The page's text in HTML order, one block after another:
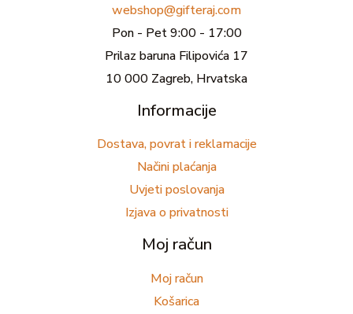
webshop@gifteraj.com
Pon - Pet 9:00 - 17:00
Prilaz baruna Filipovića 17
10 000 Zagreb, Hrvatska
Informacije
Dostava, povrat i reklamacije
Načini plaćanja
Uvjeti poslovanja
Izjava o privatnosti
Moj račun
Moj račun
Košarica